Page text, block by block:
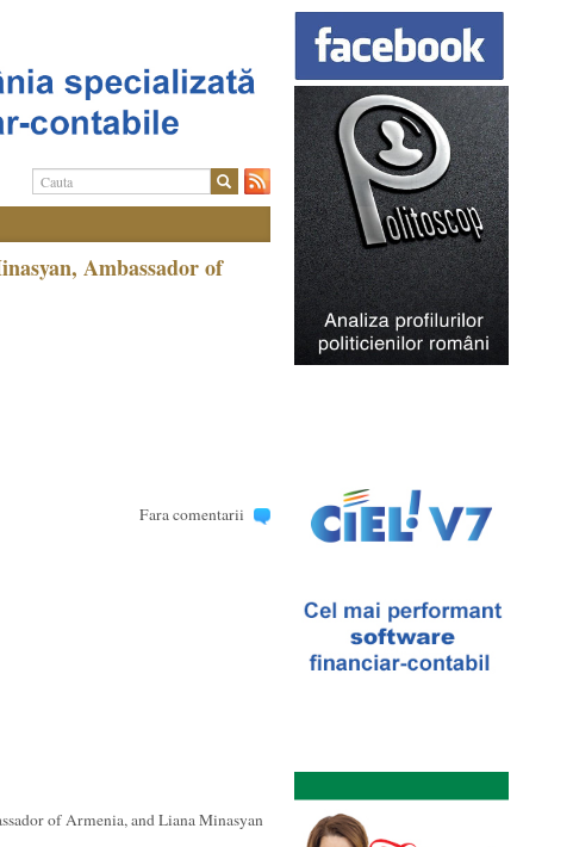
Ambassador of
Fara comentarii
of Armenia, and Liana Minasyan